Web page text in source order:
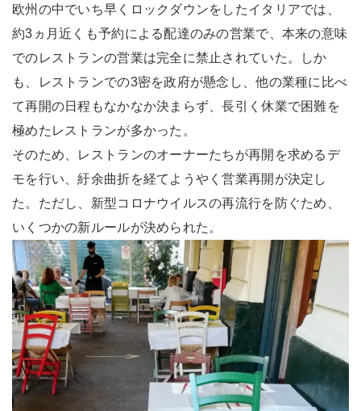
欧州の中でいち早くロックダウンをしたイタリアでは、
約3ヵ月近くも予約による配達のみの営業で、本来の意味
でのレストランの営業は完全に禁止されていた。しか
も、レストランでの3密を政府が懸念し、他の業種に比べ
て再開の日程もなかなか決まらず、長引く休業で困難を
極めたレストランが多かった。
そのため、レストランのオーナーたちが再開を求めるデ
モを行い、紆余曲折を経てようやく営業再開が決定し
た。ただし、新型コロナウイルスの再流行を防ぐため、
いくつかの新ルールが決められた。